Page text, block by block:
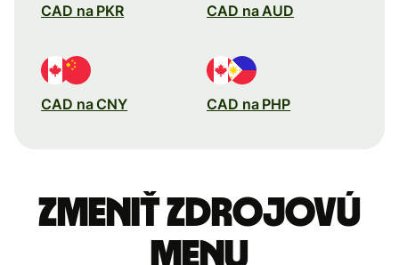
CAD na PKR CAD na AUD
CAD na CNY CAD na PHP
Zmeniť zdrojovú
menu